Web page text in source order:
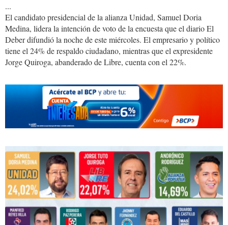
...
El candidato presidencial de la alianza Unidad, Samuel Doria
Medina, lidera la intención de voto de la encuesta que el diario El
Deber difundió la noche de este miércoles. El empresario y político
tiene el 24% de respaldo ciudadano, mientras que el expresidente
Jorge Quiroga, abanderado de Libre, cuenta con el 22%.
doria,medina.PNG